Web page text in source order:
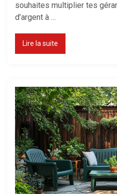
souhaites multiplier tes
d’argent à …
Lire la suite